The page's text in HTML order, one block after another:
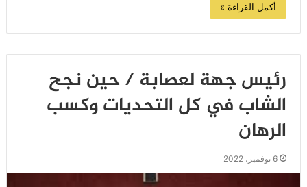
أكمل القراءة »
رئيس جهة لعصابة / حين نجح
الشاب في كل التحديات وكسب
الرهان
6 نوفمبر، 2022